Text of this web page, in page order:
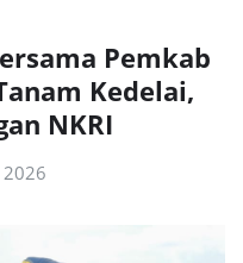
Pemkab
Kedelai,
NKRI